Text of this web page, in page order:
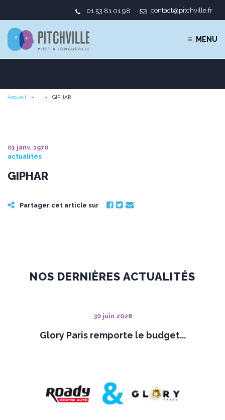
01 53 81 01 98 contact@pitchville.fr
MENU
Accueil GIPHAR
01 janv. 1970
actualités
GIPHAR
Partager cet article sur
NOS DERNIÈRES ACTUALITÉS
30 juin 2026
Glory Paris remporte le budget...